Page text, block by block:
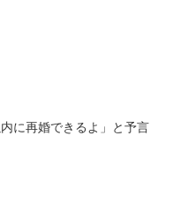
に再婚できるよ」と予言